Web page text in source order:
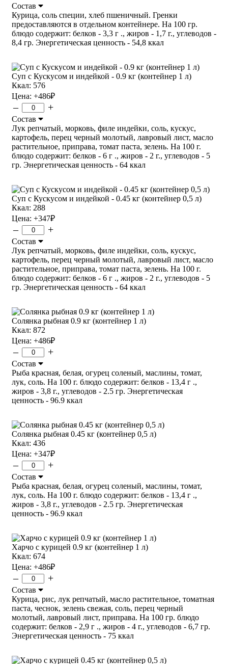
Состав
Курица, соль специи, хлеб пшеничный. Гренки
предоставляются в отдельном контейнере. На 100 гр.
блюдо содержит: белков - 3,3 г ., жиров - 1,7 г., углеводов -
8,4 гр. Энергетическая ценность - 54,8 ккал
Суп с Кускусом и индейкой - 0.9 кг (контейнер 1 л)
Ккал: 576
Цена: +486₽
– +
Состав
Лук репчатый, морковь, филе индейки, соль, кускус,
картофель, перец черный молотый, лавровый лист, масло
растительное, приправа, томат паста, зелень. На 100 г.
блюдо содержит: белков - 6 г ., жиров - 2 г., углеводов - 5
гр. Энергетическая ценность - 64 ккал
Суп с Кускусом и индейкой - 0.45 кг (контейнер 0,5 л)
Ккал: 288
Цена: +347₽
– +
Состав
Лук репчатый, морковь, филе индейки, соль, кускус,
картофель, перец черный молотый, лавровый лист, масло
растительное, приправа, томат паста, зелень. На 100 г.
блюдо содержит: белков - 6 г ., жиров - 2 г., углеводов - 5
гр. Энергетическая ценность - 64 ккал
Солянка рыбная 0.9 кг (контейнер 1 л)
Ккал: 872
Цена: +486₽
– +
Состав
Рыба красная, белая, огурец соленый, маслины, томат,
лук, соль. На 100 г. блюдо содержит: белков - 13,4 г .,
жиров - 3,8 г., углеводов - 2.5 гр. Энергетическая
ценность - 96.9 ккал
Солянка рыбная 0.45 кг (контейнер 0,5 л)
Ккал: 436
Цена: +347₽
– +
Состав
Рыба красная, белая, огурец соленый, маслины, томат,
лук, соль. На 100 г. блюдо содержит: белков - 13,4 г .,
жиров - 3,8 г., углеводов - 2.5 гр. Энергетическая
ценность - 96.9 ккал
Харчо с курицей 0.9 кг (контейнер 1 л)
Ккал: 674
Цена: +486₽
– +
Состав
Курица, рис, лук репчатый, масло растительное, томатная
паста, чеснок, зелень свежая, соль, перец черный
молотый, лавровый лист, приправа. На 100 гр. блюдо
содержит: белков - 2,9 г ., жиров - 4 г., углеводов - 6,7 гр.
Энергетическая ценность - 75 ккал